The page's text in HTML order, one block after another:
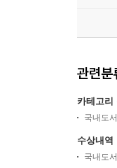
관련분
카테고리
국내도서
수상내역
국내도서